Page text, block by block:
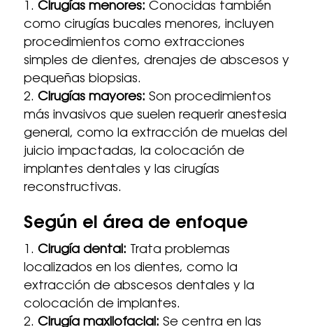
Cirugías menores: Conocidas también
como cirugías bucales menores, incluyen
procedimientos como extracciones
simples de dientes, drenajes de abscesos y
pequeñas biopsias.
Cirugías mayores: Son procedimientos
más invasivos que suelen requerir anestesia
general, como la extracción de muelas del
juicio impactadas, la colocación de
implantes dentales y las cirugías
reconstructivas.
Según el área de enfoque
Cirugía dental: Trata problemas
localizados en los dientes, como la
extracción de abscesos dentales y la
colocación de implantes.
Cirugía maxilofacial: Se centra en las